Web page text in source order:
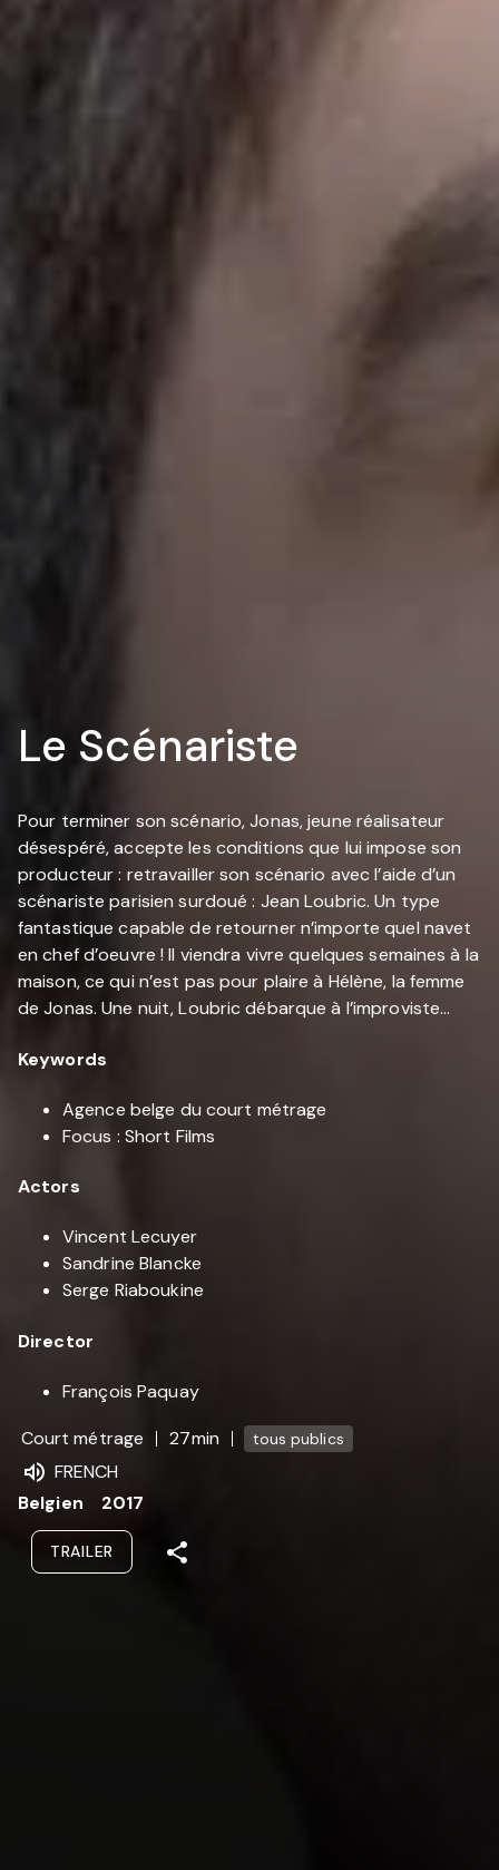
Le Scénariste
Pour terminer son scénario, Jonas, jeune réalisateur
désespéré, accepte les conditions que lui impose son
producteur : retravailler son scénario avec l’aide d’un
scénariste parisien surdoué : Jean Loubric. Un type
fantastique capable de retourner n’importe quel navet
en chef d’oeuvre ! Il viendra vivre quelques semaines à la
maison, ce qui n’est pas pour plaire à Hélène, la femme
de Jonas. Une nuit, Loubric débarque à l’improviste…
Keywords
Agence belge du court métrage
Focus : Short Films
Actors
Vincent Lecuyer
Sandrine Blancke
Serge Riaboukine
Director
François Paquay
Court métrage
27min tous publics
FRENCH
Belgien
2017
TRAILER